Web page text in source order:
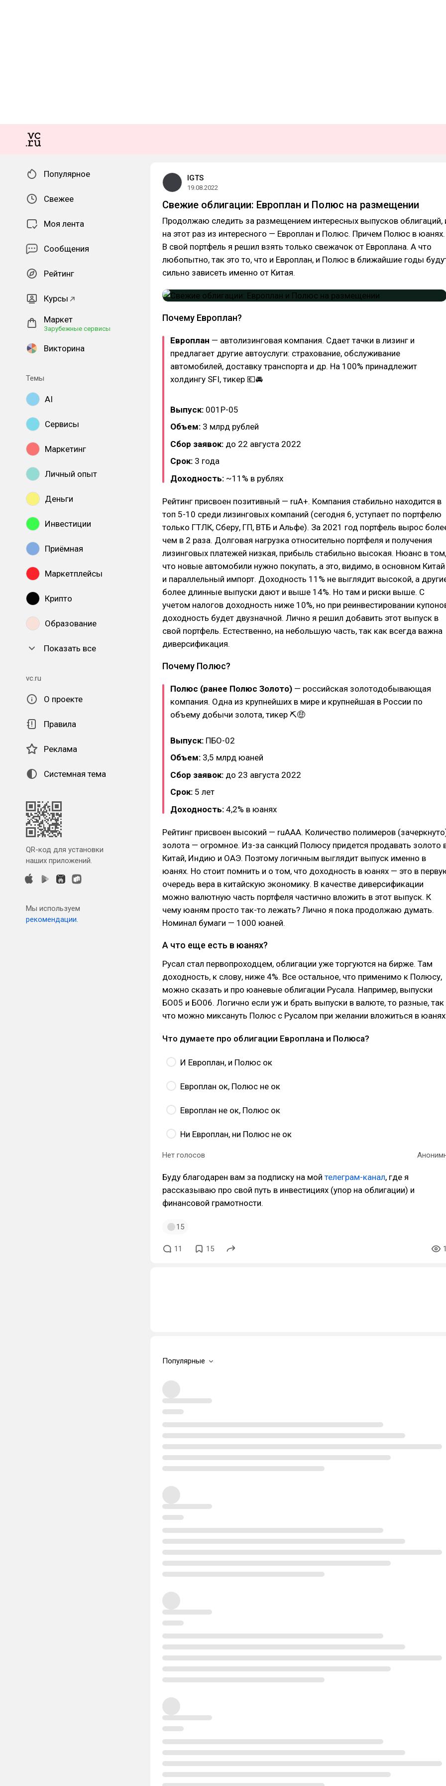
Популярное
Свежее
Моя лента
Сообщения
Рейтинг
Курсы
Маркет
Зарубежные сервисы
Викторина
Темы
AI
Сервисы
Маркетинг
Личный опыт
Деньги
Инвестиции
Приёмная
Маркетплейсы
Крипто
Образование
Показать все
vc.ru
О проекте
Правила
Реклама
Системная тема
QR-код для установки
наших приложений.
Мы используем
рекомендации.
IGTS
19.08.2022
Свежие облигации: Европлан и Полюс на размещении
Продолжаю следить за размещением интересных выпусков облигаций,
на этот раз из интересного — Европлан и Полюс. Причем Полюс в юанях.
В свой портфель я решил взять только свежачок от Европлана. А что
любопытно, так это то, что и Европлан, и Полюс в ближайшие годы
сильно зависеть именно от Китая.
Почему Европлан?
Европлан — автолизинговая компания. Сдает тачки в лизинг и
предлагает другие автоуслуги: страхование, обслуживание
автомобилей, доставку транспорта и др. На 100% принадлежит
холдингу SFI, тикер 💶🚘
Выпуск: 001Р-05
Объем: 3 млрд рублей
Сбор заявок: до 22 августа 2022
Срок: 3 года
Доходность: ~11% в рублях
Рейтинг присвоен позитивный — ruA+. Компания стабильно находится в
топ 5-10 среди лизинговых компаний (сегодня 6, уступает по портфелю
только ГТЛК, Сберу, ГП, ВТБ и Альфе). За 2021 год портфель вырос
чем в 2 раза. Долговая нагрузка относительно портфеля и получения
лизинговых платежей низкая, прибыль стабильно высокая. Нюанс в том,
что новые автомобили нужно покупать, а это, видимо, в основном Китай
и параллельный импорт. Доходность 11% не выглядит высокой, а
более длинные выпуски дают и выше 14%. Но там и риски выше. С
учетом налогов доходность ниже 10%, но при реинвестировании
доходность будет двузначной. Лично я решил добавить этот выпуск в
свой портфель. Естественно, на небольшую часть, так как всегда важна
диверсификация.
Почему Полюс?
Полюс (ранее Полюс Золото) — российская золотодобывающая
компания. Одна из крупнейших в мире и крупнейшая в России по
объему добычи золота, тикер ⛏🤑
Выпуск: ПБО-02
Объем: 3,5 млрд юаней
Сбор заявок: до 23 августа 2022
Срок: 5 лет
Доходность: 4,2% в юанях
Рейтинг присвоен высокий — ruAAA. Количество полимеров
золота — огромное. Из-за санкций Полюсу придется продавать золото
Китай, Индию и ОАЭ. Поэтому логичным выглядит выпуск именно в
юанях. Но стоит помнить и о том, что доходность в юанях — это в
очередь вера в китайскую экономику. В качестве диверсификации
можно валютную часть портфеля частично вложить в этот выпуск. К
чему юаням просто так-то лежать? Лично я пока продолжаю думать.
Номинал бумаги — 1000 юаней.
А что еще есть в юанях?
Русал стал первопроходцем, облигации уже торгуются на бирже. Там
доходность, к слову, ниже 4%. Все остальное, что применимо к Полюсу,
можно сказать и про юаневые облигации Русала. Например, выпуски
БО05 и БО06. Логично если уж и брать выпуски в валюте, то разные, так
что можно миксануть Полюс с Русалом при желании вложиться в
Что думаете про облигации Европлана и Полюса?
И Европлан, и Полюс ок
Европлан ок, Полюс не ок
Европлан не ок, Полюс ок
Ни Европлан, ни Полюс не ок
Нет голосов
Буду благодарен вам за подписку на мой телеграм-канал, где я
рассказываю про свой путь в инвестициях (упор на облигации) и
финансовой грамотности.
15
11 15
Популярные